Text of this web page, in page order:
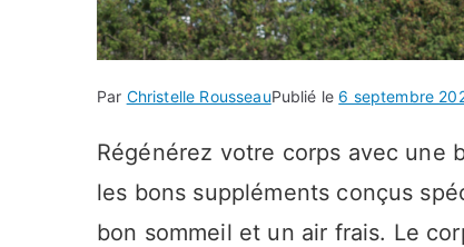
Par Christelle RousseauPublié le 6 septembre
Régénérez votre corps avec une
les bons suppléments conçus
bon sommeil et un air frais. Le